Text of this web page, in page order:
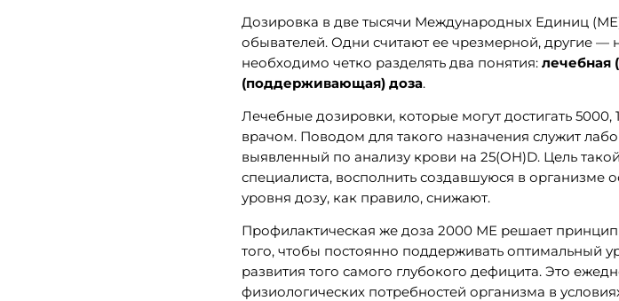
Дозировка в две тысячи Международных Единиц
обывателей. Одни считают ее чрезмерной, другие —
необходимо четко разделять два понятия: лечебная
(поддерживающая) доза.
Лечебные дозировки, которые могут достигать
врачом. Поводом для такого назначения служит
выявленный по анализу крови на 25(OH)D. Цель
специалиста, восполнить создавшуюся в организме
уровня дозу, как правило, снижают.
Профилактическая же доза 2000 МЕ решает
того, чтобы постоянно поддерживать оптимальный
развития того самого глубокого дефицита. Это
физиологических потребностей организма в